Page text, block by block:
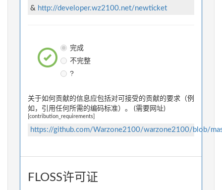
& http://developer.wz2100.net/newticket
完成
不完整
?
关于如何贡献的信息应包括对可接受的贡献的要求（例
如，引用任何所需的编码标准）。 (需要网址)
[contribution_requirements]
https://github.com/Warzone2100/warzone2100/blob/
FLOSS许可证